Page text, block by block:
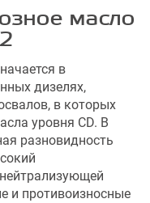
масло
в
дизелях,
в которых
уровня CD. В
разновидность
и противоизносные